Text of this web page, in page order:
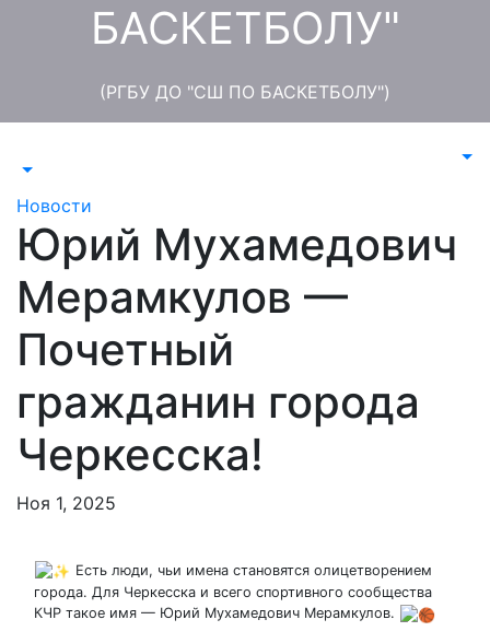
БАСКЕТБОЛУ"
(РГБУ ДО "СШ ПО БАСКЕТБОЛУ")
Новости
Юрий Мухамедович
Мерамкулов —
Почетный
гражданин города
Черкесска!
Ноя 1, 2025
Есть люди, чьи имена становятся олицетворением
города. Для Черкесска и всего спортивного сообщества
КЧР такое имя — Юрий Мухамедович Мерамкулов.